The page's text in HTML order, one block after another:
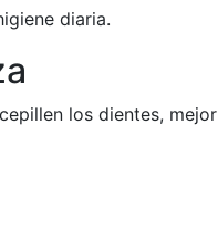
diaria.
los dientes, mejor